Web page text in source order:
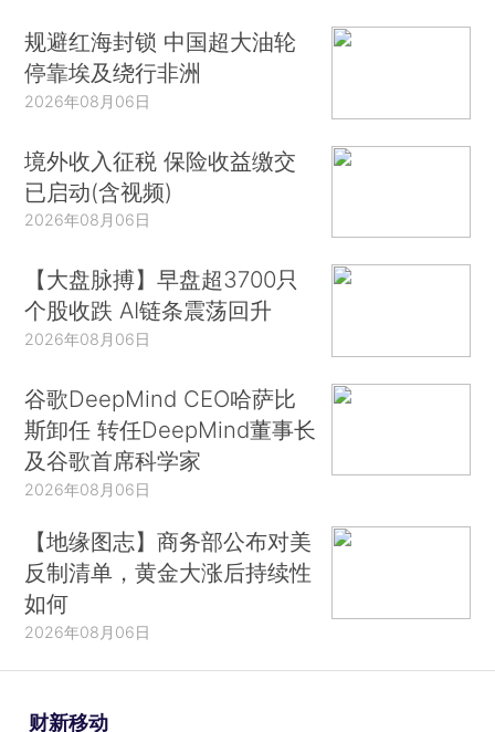
规避红海封锁 中国超大油轮
停靠埃及绕行非洲
2026年08月06日
境外收入征税 保险收益缴交
已启动(含视频)
2026年08月06日
【大盘脉搏】早盘超3700只
个股收跌 AI链条震荡回升
2026年08月06日
谷歌DeepMind CEO哈萨比
斯卸任 转任DeepMind董事长
及谷歌首席科学家
2026年08月06日
【地缘图志】商务部公布对美
反制清单，黄金大涨后持续性
如何
2026年08月06日
财新移动